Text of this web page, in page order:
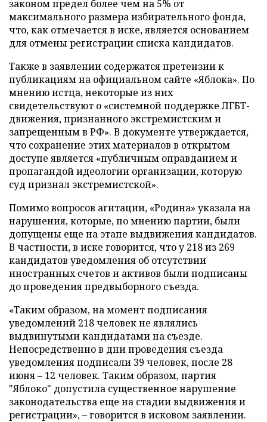
законом предел более чем на 5% от
максимального размера избирательного фонда,
что, как отмечается в иске, является основанием
для отмены регистрации списка кандидатов.
Также в заявлении содержатся претензии к
публикациям на официальном сайте «Яблока». По
мнению истца, некоторые из них
свидетельствуют о «системной поддержке ЛГБТ-
движения, признанного экстремистским и
запрещенным в РФ». В документе утверждается,
что сохранение этих материалов в открытом
доступе является «публичным оправданием и
пропагандой идеологии организации, которую
суд признал экстремистской».
Помимо вопросов агитации, «Родина» указала на
нарушения, которые, по мнению партии, были
допущены еще на этапе выдвижения кандидатов.
В частности, в иске говорится, что у 218 из 269
кандидатов уведомления об отсутствии
иностранных счетов и активов были подписаны
до проведения предвыборного съезда.
«Таким образом, на момент подписания
уведомлений 218 человек не являлись
выдвинутыми кандидатами на съезде.
Непосредственно в дни проведения съезда
уведомления подписали 39 человек, после 28
июня – 12 человек. Таким образом, партия
"Яблоко" допустила существенное нарушение
законодательства еще на стадии выдвижения и
регистрации», – говорится в исковом заявлении.